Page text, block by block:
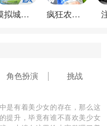
多种挑战方法，各种各
，选择喜欢的战斗模式
模拟城市我是巿长联机版 疯狂农场3美国派19
角色扮演 挑战
是有着美少女的存在，那么这
提升，毕竟有谁不喜欢美少女